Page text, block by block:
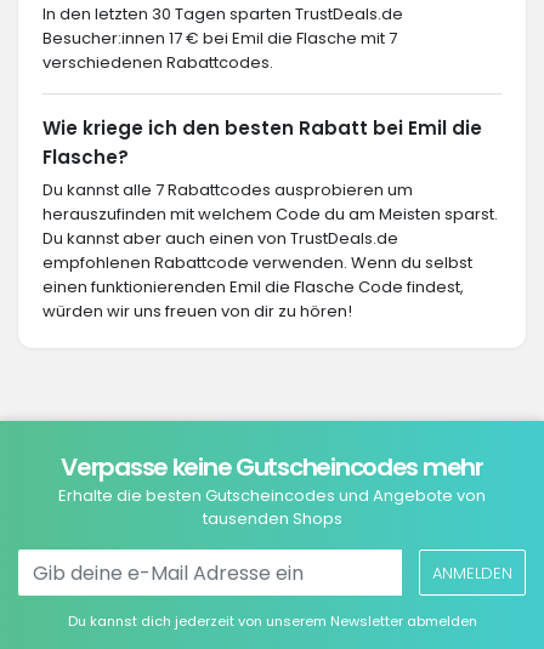
In den letzten 30 Tagen sparten TrustDeals.de
Besucher:innen 17 € bei Emil die Flasche mit 7
verschiedenen Rabattcodes.
Wie kriege ich den besten Rabatt bei Emil die
Flasche?
Du kannst alle 7 Rabattcodes ausprobieren um
herauszufinden mit welchem Code du am Meisten sparst.
Du kannst aber auch einen von TrustDeals.de
empfohlenen Rabattcode verwenden. Wenn du selbst
einen funktionierenden Emil die Flasche Code findest,
würden wir uns freuen von dir zu hören!
Verpasse keine Gutscheincodes mehr
Erhalte die besten Gutscheincodes und Angebote von
tausenden Shops
ANMELDEN
Du kannst dich jederzeit von unserem Newsletter abmelden